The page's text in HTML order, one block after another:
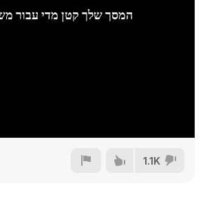
המסך שלך קטן מדי עבור
1.1K